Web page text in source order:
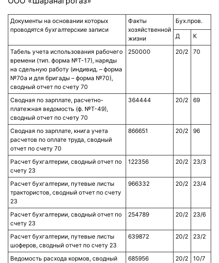
Документы на основании которых
проводятся бухгалтерские записи
Факты
хозяйственной
жизни
Бух.пров.
Д К
Табель учета использования рабочего
времени (тип. форма №Т-17), наряды
на сдельную работу (индивид. – форма
№70а и для бригады – форма №70),
сводный отчет по счету 70
250000 20/2 70
Сводная по зарплате, расчетно-
платежная ведомость (ф. №Т-49),
сводный отчет по счету 70
364444 20/2 69
Сводная по зарплате, книга учета
расчетов по оплате труда, сводный
отчет по счету 70
866651 20/2 96
Расчет бухгалтерии, сводный отчет по
счету 23
122356 20/2 23/3
Расчет бухгалтерии, путевые листы
трактористов, сводный отчет по счету
23
966332 20/2 23/4
Расчет бухгалтерии, сводный отчет по
счету 23
254789 20/2 23/6
Расчет бухгалтерии, путевые листы
шоферов, сводный отчет по счету 23
639872 20/2 23/2
Ведомость расхода кормов, сводный
685956 20/2 10/7